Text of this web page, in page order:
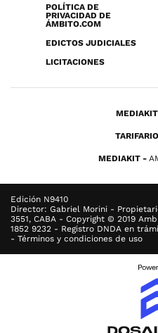
POLÍTICA DE
PRIVACIDAD DE
ÁMBITO.COM
EDICTOS JUDICIALES
LICITACIONES
MEDIAKIT
TARIFARIO
MEDIAKIT
Edición N9410
Director: Gabriel Morini -
3551, CABA - Copyright © 2019
1852 9232 - Registro DNDA en
- Términos y condiciones de uso